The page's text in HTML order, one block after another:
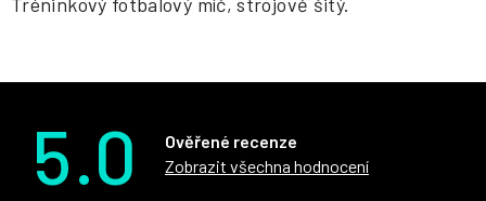
5.0
Ověřené recenze
Zobrazit všechna hodnocení